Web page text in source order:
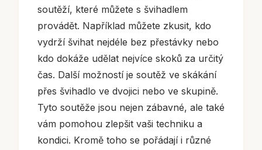
soutěží, které můžete s švihadlem
provádět. Například můžete zkusit, kdo
vydrží švihat nejdéle bez přestávky nebo
kdo dokáže udělat nejvíce skoků za určitý
čas. Další možností je soutěž ve skákání
přes švihadlo ve dvojici nebo ve skupině.
Tyto soutěže jsou nejen zábavné, ale také
vám pomohou zlepšit vaši techniku a
kondici. Kromě toho se pořádají i různé